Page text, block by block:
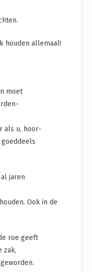
houden allemaal!
moet
als u, hoor-
jaren
Ook in de
roe geeft
zak,